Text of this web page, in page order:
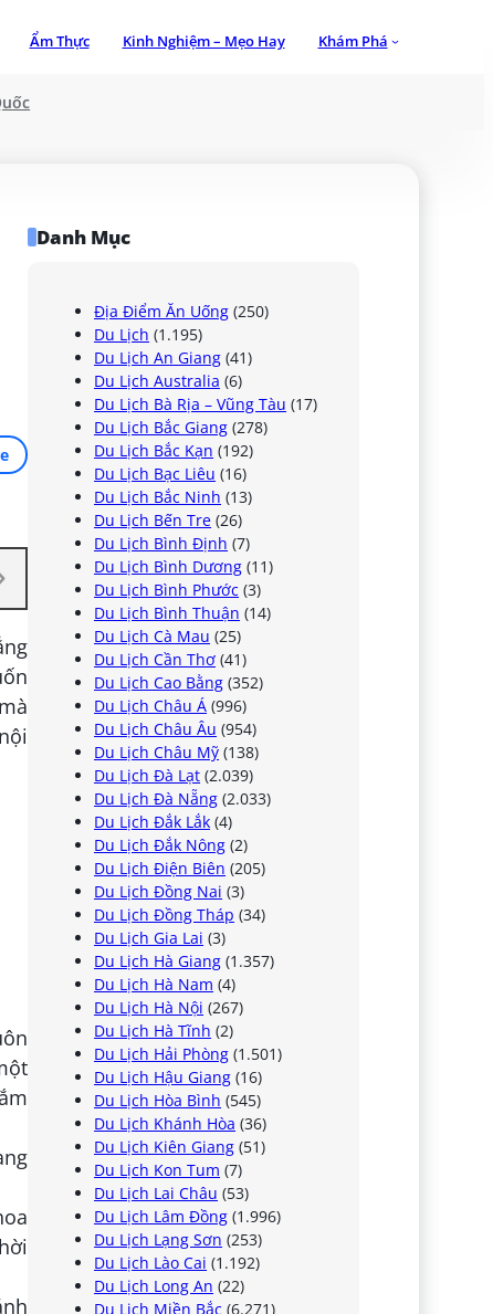
Ẩm Thực Kinh Nghiệm – Mẹo Hay Khám Phá
Danh Mục
Địa Điểm Ăn Uống (250)
Du Lịch (1.195)
Du Lịch An Giang (41)
Du Lịch Australia (6)
Du Lịch Bà Rịa – Vũng Tàu (17)
Du Lịch Bắc Giang (278)
Du Lịch Bắc Kạn (192)
Du Lịch Bạc Liêu (16)
Du Lịch Bắc Ninh (13)
Du Lịch Bến Tre (26)
Du Lịch Bình Định (7)
Du Lịch Bình Dương (11)
Du Lịch Bình Phước (3)
Du Lịch Bình Thuận (14)
Du Lịch Cà Mau (25)
Du Lịch Cần Thơ (41)
Du Lịch Cao Bằng (352)
Du Lịch Châu Á (996)
Du Lịch Châu Âu (954)
Du Lịch Châu Mỹ (138)
Du Lịch Đà Lạt (2.039)
Du Lịch Đà Nẵng (2.033)
Du Lịch Đắk Lắk (4)
Du Lịch Đắk Nông (2)
Du Lịch Điện Biên (205)
Du Lịch Đồng Nai (3)
Du Lịch Đồng Tháp (34)
Du Lịch Gia Lai (3)
Du Lịch Hà Giang (1.357)
Du Lịch Hà Nam (4)
Du Lịch Hà Nội (267)
Du Lịch Hà Tĩnh (2)
Du Lịch Hải Phòng (1.501)
Du Lịch Hậu Giang (16)
Du Lịch Hòa Bình (545)
Du Lịch Khánh Hòa (36)
Du Lịch Kiên Giang (51)
Du Lịch Kon Tum (7)
Du Lịch Lai Châu (53)
Du Lịch Lâm Đồng (1.996)
Du Lịch Lạng Sơn (253)
Du Lịch Lào Cai (1.192)
Du Lịch Long An (22)
Du Lịch Miền Bắc (6.271)